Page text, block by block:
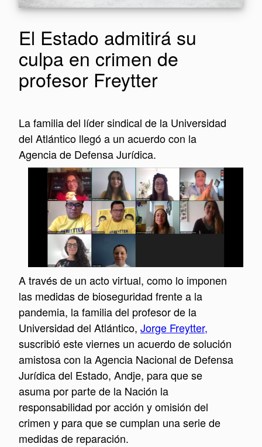
El Estado admitirá su
culpa en crimen de
profesor Freytter
La familia del líder sindical de la Universidad
del Atlántico llegó a un acuerdo con la
Agencia de Defensa Jurídica.
A través de un acto virtual, como lo imponen
las medidas de bioseguridad frente a la
pandemia, la familia del profesor de la
Universidad del Atlántico, Jorge Freytter,
suscribió este viernes un acuerdo de solución
amistosa con la Agencia Nacional de Defensa
Jurídica del Estado, Andje, para que se
asuma por parte de la Nación la
responsabilidad por acción y omisión del
crimen y para que se cumplan una serie de
medidas de reparación.